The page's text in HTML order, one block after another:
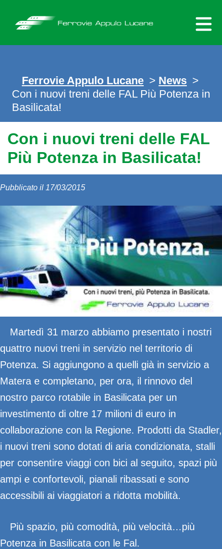
content
Ferrovie Appulo Lucane > News >
Con i nuovi treni delle FAL Più Potenza in
Basilicata!
Con i nuovi treni delle FAL
Più Potenza in Basilicata!
Pubblicato il 17/03/2015
Martedì 31 marzo abbiamo presentato i nostri
quattro nuovi treni in servizio nel territorio di
Potenza. Si aggiungono a quelli già in servizio a
Matera e completano, per ora, il rinnovo del
nostro parco rotabile in Basilicata per un
investimento di oltre 17 milioni di euro in
collaborazione con la Regione. Prodotti da Stadler,
i nuovi treni sono dotati di aria condizionata, stalli
per consentire viaggi con bici al seguito, spazi più
ampi e confortevoli, pianali ribassati e sono
accessibili ai viaggiatori a ridotta mobilità.
Più spazio, più comodità, più velocità…più
Potenza in Basilicata con le Fal.